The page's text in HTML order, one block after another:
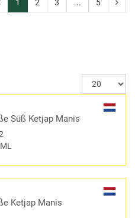
1 2 3 ... 5
Süß Ketjap Manis
Ketjap Manis